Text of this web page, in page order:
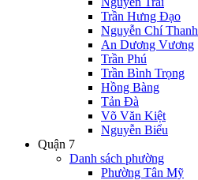
Trần Hưng Đạo
Nguyễn Chí Thanh
An Dương Vương
Trần Phú
Trần Bình Trọng
Hồng Bàng
Tản Đà
Võ Văn Kiệt
Nguyễn Biểu
Quận 7
Danh sách phường
Phường Tân Mỹ